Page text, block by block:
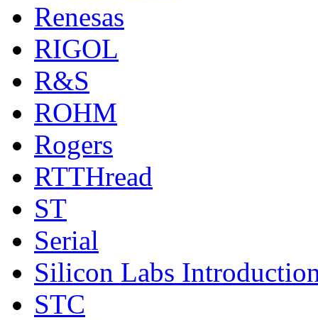
Renesas
RIGOL
R&S
ROHM
Rogers
RTTHread
ST
Serial
Silicon Labs
STC